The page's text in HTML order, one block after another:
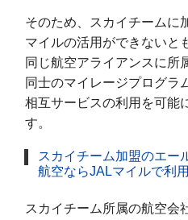
そのため、スカイチームに
マイルの活用ができないと
同じ航空アライアンスに所
同士のマイレージプログラ
相互サービスの利用を可能
す。
スカイチーム加盟のエー
航空ならJALマイルで利用
スカイチーム所属の航空会